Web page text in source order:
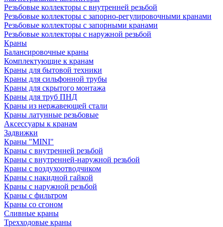
Резьбовые коллекторы с внутренней резьбой
Резьбовые коллекторы с запорно-регулировочными кранами
Резьбовые коллекторы с запорными кранами
Резьбовые коллекторы с наружной резьбой
Краны
Балансировочные краны
Комплектующие к кранам
Краны для бытовой техники
Краны для сильфонной трубы
Краны для скрытого монтажа
Краны для труб ПНД
Краны из нержавеющей стали
Краны латунные резьбовые
Аксессуары к кранам
Задвижки
Краны "MINI"
Краны с внутренней резьбой
Краны с внутренней-наружной резьбой
Краны с воздухоотводчиком
Краны с накидной гайкой
Краны с наружной резьбой
Краны с фильтром
Краны со сгоном
Сливные краны
Трехходовые краны